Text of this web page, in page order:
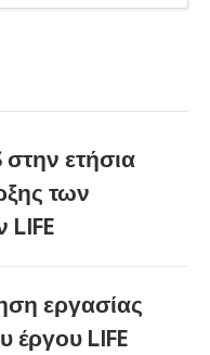
στην ετήσια
των
εργασίας
έργου LIFE